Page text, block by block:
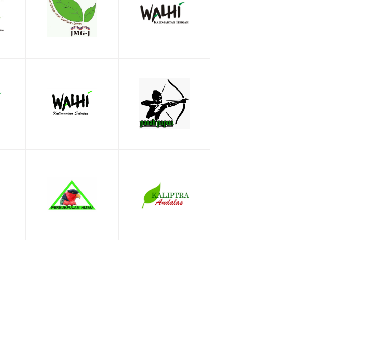
JMG Jambi Walhi Kalteng
Walhi Kalsel Panah Papua
Kaliptra Andalas